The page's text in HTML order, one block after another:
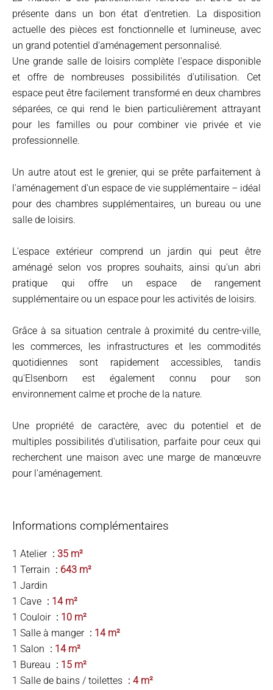
présente dans un bon état d'entretien. La disposition
actuelle des pièces est fonctionnelle et lumineuse, avec
un grand potentiel d'aménagement personnalisé.
Une grande salle de loisirs complète l'espace disponible
et offre de nombreuses possibilités d'utilisation. Cet
espace peut être facilement transformé en deux chambres
séparées, ce qui rend le bien particulièrement attrayant
pour les familles ou pour combiner vie privée et vie
professionnelle.
Un autre atout est le grenier, qui se prête parfaitement à
l'aménagement d'un espace de vie supplémentaire – idéal
pour des chambres supplémentaires, un bureau ou une
salle de loisirs.
L'espace extérieur comprend un jardin qui peut être
aménagé selon vos propres souhaits, ainsi qu'un abri
pratique qui offre un espace de rangement
supplémentaire ou un espace pour les activités de loisirs.
Grâce à sa situation centrale à proximité du centre-ville,
les commerces, les infrastructures et les commodités
quotidiennes sont rapidement accessibles, tandis
qu'Elsenborn est également connu pour son
environnement calme et proche de la nature.
Une propriété de caractère, avec du potentiel et de
multiples possibilités d'utilisation, parfaite pour ceux qui
recherchent une maison avec une marge de manœuvre
pour l'aménagement.
Informations complémentaires
1 Atelier
35 m²
1 Terrain
643 m²
1 Jardin
1 Cave
14 m²
1 Couloir
10 m²
1 Salle à manger
14 m²
1 Salon
14 m²
1 Bureau
15 m²
1 Salle de bains / toilettes
4 m²